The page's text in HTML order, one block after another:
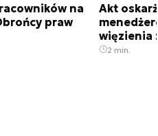
na
praw
Akt
więzienia
2 min.